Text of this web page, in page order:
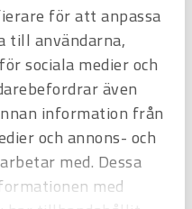
för att anpassa
till användarna,
sociala medier och
även
information från
och annons- och
med. Dessa
med
Varukorg